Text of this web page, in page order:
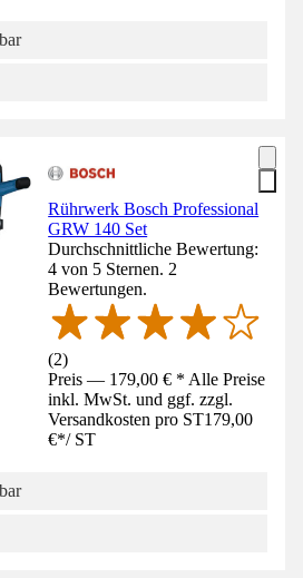
Rührwerk Bosch Professional
GRW 140 Set
Durchschnittliche Bewertung:
4 von 5 Sternen. 2
Bewertungen.
(2)
Preis — 179,00 € * Alle Preise
inkl. MwSt. und ggf. zzgl.
Versandkosten pro ST179,00
€*/ ST